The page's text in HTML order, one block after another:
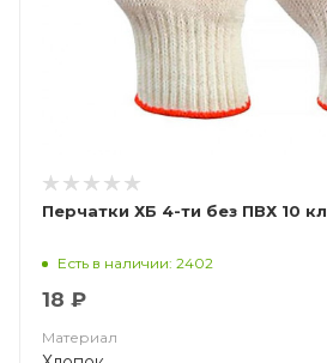
Перчатки ХБ 4-ти без ПВХ 10 кл
Есть в наличии: 2402
18 ₽
Материал